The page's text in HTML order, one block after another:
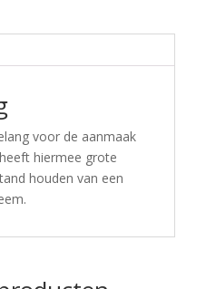
voor de aanmaak
hiermee grote
houden van een